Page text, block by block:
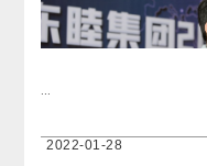
2022-01-28